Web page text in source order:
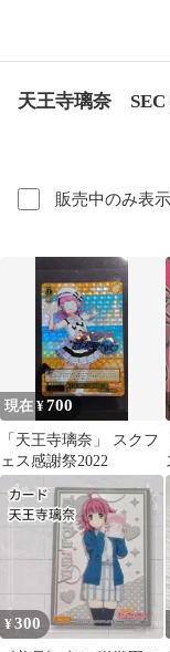
天王寺璃奈 SEC
販売中のみ表示
現在 ¥700
「天王寺璃奈」 スクフ
ェス感謝祭2022
¥300